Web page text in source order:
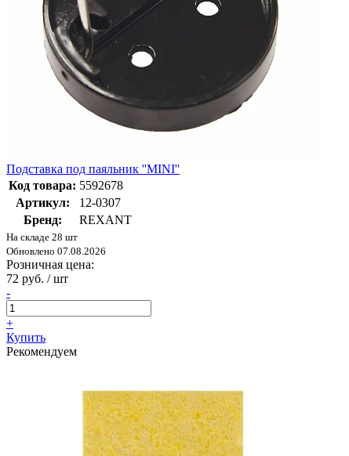
Подставка под паяльник ''MINI''
Код товара: 5592678
Артикул:
12-0307
Бренд:
REXANT
На складе 28 шт
Обновлено 07.08.2026
Розничная цена:
72 руб. / шт
-
+
Купить
Рекомендуем